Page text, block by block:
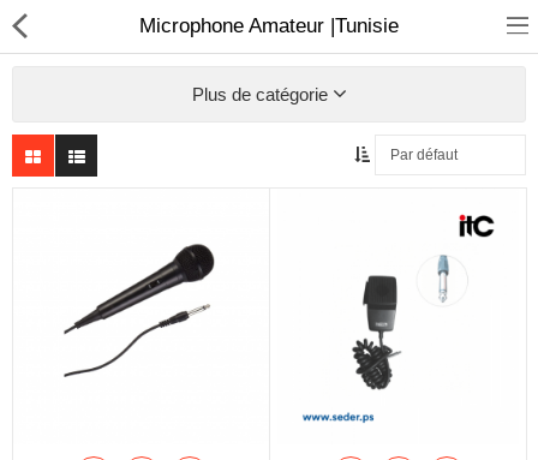
Sécurité
Sonorisation
Régulateur de tension
Microphone Amateur |Tunisie
Plus de catégorie